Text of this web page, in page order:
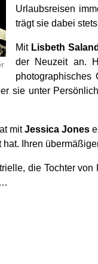
Urlaubsreisen
trägt sie dabei
Mit Lisbeth
der Neuzeit an.
sie unter
mitJessica Jones
hat. Ihren
die Tochter